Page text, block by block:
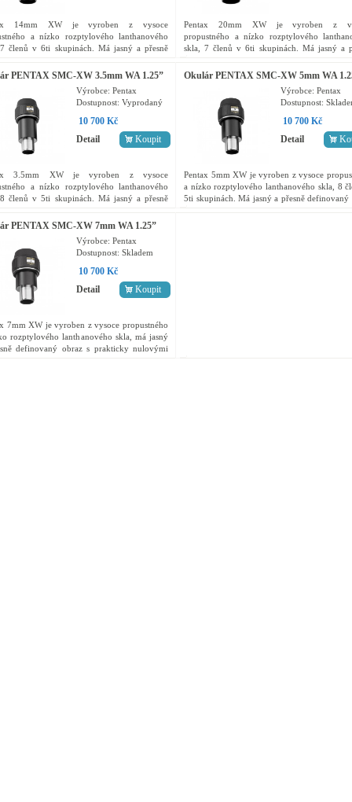
14mm XW je vyroben z vysoce
a nízko rozptylového lanthanového
členů v 6ti skupinách. Má jasný a přesně
Zorné pole 70°,...
Pentax 20mm XW je vyroben z
propustného a nízko rozptylového
skla, 7 členů v 6ti skupinách. Má jasný a
vadami. Zorné pole 70°,...
PENTAX SMC-XW 3.5mm WA 1.25”
Výrobce: Pentax
Dostupnost: Vyprodaný
10 700 Kč
Koupit
Detail
3.5mm XW je vyroben z vysoce
a nízko rozptylového lanthanového
členů v 5ti skupinách. Má jasný a přesně
Zorné pole 70°,...
Okulár PENTAX SMC-XW 5mm WA
Výrobce: Pentax
Dostupnost:
10 700 Kč
Detail
Pentax 5mm XW je vyroben z vysoce
a nízko rozptylového lanthanového skla, 8
5ti skupinách. Má jasný a přesně definovaný
PENTAX SMC-XW 7mm WA 1.25”
Výrobce: Pentax
Dostupnost: Skladem
10 700 Kč
Koupit
Detail
7mm XW je vyroben z vysoce propustného
rozptylového lanthanového skla, má jasný
definovaný obraz s prakticky nulovými